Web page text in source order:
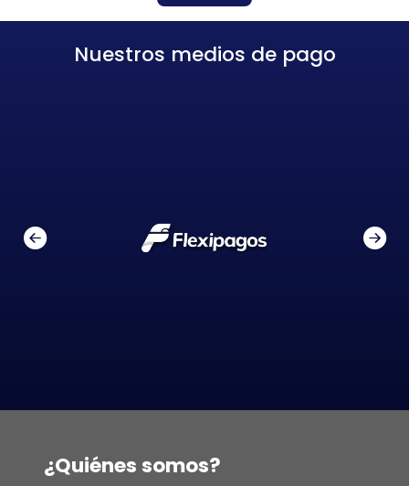
Nuestros medios de pago
¿Quiénes somos?